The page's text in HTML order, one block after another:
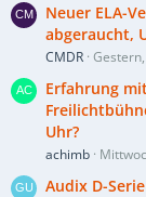
Neuer ELA-
abgeraucht,
CMDR
Erfahrung
Uhr?
achimb
Audix D-